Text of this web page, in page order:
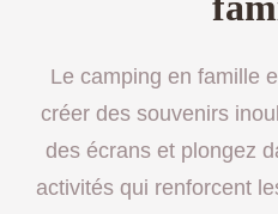
Le camping en famille
créer des souvenirs
des écrans et plongez
activités qui renforcent